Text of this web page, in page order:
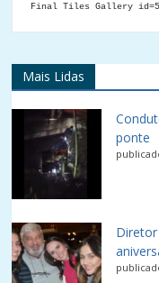
Final Tiles Gallery
Mais Lidas
ponte